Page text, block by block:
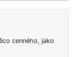
cenného, jako